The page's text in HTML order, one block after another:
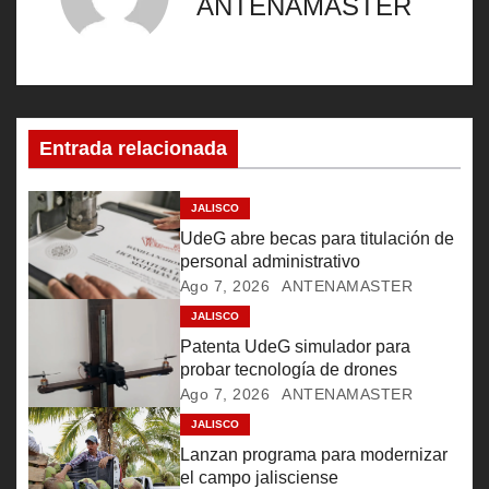
c
i
ó
n
d
e
n
Entrada relacionada
JALISCO
UdeG abre becas para titulación de
personal administrativo
Ago 7, 2026 ANTENAMASTER
JALISCO
Patenta UdeG simulador para
probar tecnología de drones
Ago 7, 2026 ANTENAMASTER
JALISCO
Lanzan programa para modernizar
el campo jalisciense